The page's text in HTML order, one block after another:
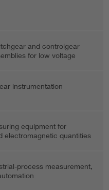
and controlgear
for low voltage
instrumentation
equipment for
electromagnetic quantities
process measurement,